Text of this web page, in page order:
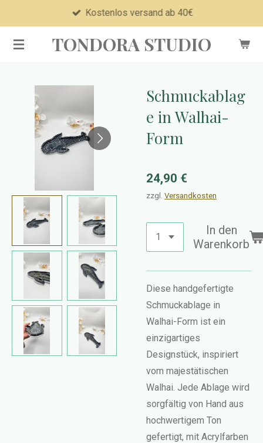
Hauptinhalt
springen
TONDORA STUDIO
Kostenlos versand ab 40€
Schmuckablag
e in Walhai-
Form
24,90 €
zzgl. Versandkosten
In den
Warenkorb
Diese handgefertigte
Schmuckablage in
Walhai-Form ist ein
einzigartiges
Designstück, inspiriert
vom majestätischen
Walhai. Jede Ablage wird
sorgfältig von Hand aus
hochwertigem Ton
gefertigt, mit Acrylfarben